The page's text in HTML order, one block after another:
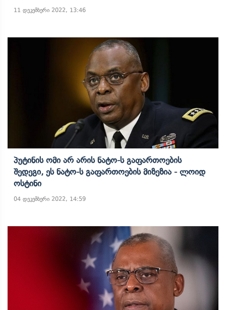
11 დეკემბერი 2022, 13:46
Პუტინის Ომი Არ Არის Ნატო-Ს Გაფართოების
Შედეგი, Ეს Ნატო-Ს Გაფართოების Მიზეზია - Ლოიდ
Ოსტინი
04 დეკემბერი 2022, 14:59